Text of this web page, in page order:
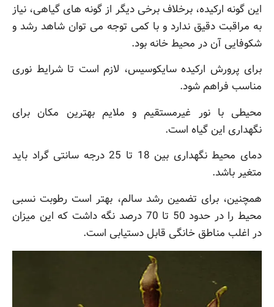
این گونه ارکیده، برخلاف برخی دیگر از گونه های گیاهی، نیاز
به مراقبت دقیق ندارد و با کمی توجه می توان شاهد رشد و
شکوفایی آن در محیط خانه بود.
برای پرورش ارکیده سایکوسیس، لازم است تا شرایط نوری
مناسب فراهم شود.
محیطی با نور غیرمستقیم و ملایم بهترین مکان برای
نگهداری این گیاه است.
دمای محیط نگهداری بین 18 تا 25 درجه سانتی گراد باید
متغیر باشد.
همچنین، برای تضمین رشد سالم، بهتر است رطوبت نسبی
محیط را در حدود 50 تا 70 درصد نگه داشت که این میزان
در اغلب مناطق خانگی قابل دستیابی است.